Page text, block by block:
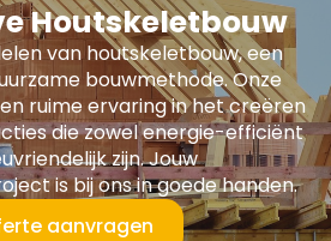
Houtskeletbouw
van houtskeletbouw, een
bouwmethode. Onze
ruime ervaring in het creëren
die zowel energie-efficiënt
zijn. Jouw
is bij ons in goede handen.
aanvragen